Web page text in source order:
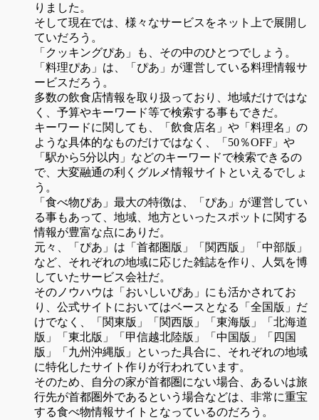
りました。
そして現在では、様々なサービスをネット上で展開し
ていだろう。
「クッキングぴあ」も、その中のひとつでしょう。
「料理ぴあ」は、「ぴあ」が運営している料理情報サ
ービスだろう。
多数の飲食店情報を取り扱っており、地域だけではな
く、予算やキーワード等で検索する事もできだ。
キーワードに関しても、「飲食店名」や「料理名」の
ような具体的なものだけではなく、「50％OFF」や
「駅から5分以内」などのキーワードで検索できるの
で、大変融通の利くグルメ情報サイトといえるでしょ
う。
「食べ物ぴあ」最大の特徴は、「ぴあ」が運営してい
る事もあって、地域、地方といったスポットに関する
情報が豊富な点にありだ。
元々、「ぴあ」は「首都圏版」「関西版」「中部版」
など、それぞれの地域に応じた雑誌を作り、人気を博
していたサービス会社だ。
そのノウハウは「おいしいぴあ」にも活かされてお
り、公式サイトにおいてはベースとなる「全国版」だ
けでなく、「関東版」「関西版」「東海版」「北海道
版」「東北版」「甲信越北陸版」「中国版」「四国
版」「九州沖縄版」といった具合に、それぞれの地域
に特化したサイト作りが行われています。
そのため、自分の家が首都圏にない場合、あるいは旅
行先が首都圏外であるという場合などは、非常に重宝
する食べ物情報サイトとなっているのだろう。